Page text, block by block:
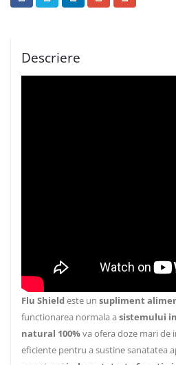
Descriere
Flu Shieldeste un supliment
functionarea normala a sistemului
natural 100%va ofera doze mari de
eficiente pentru a sustine sanatatea